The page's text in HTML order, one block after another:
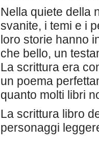
Nella quiete della
svanite, i temi e i
loro storie hanno
che bello, un
La scrittura era
un poema
quanto molti libri
La scrittura libro
personaggi